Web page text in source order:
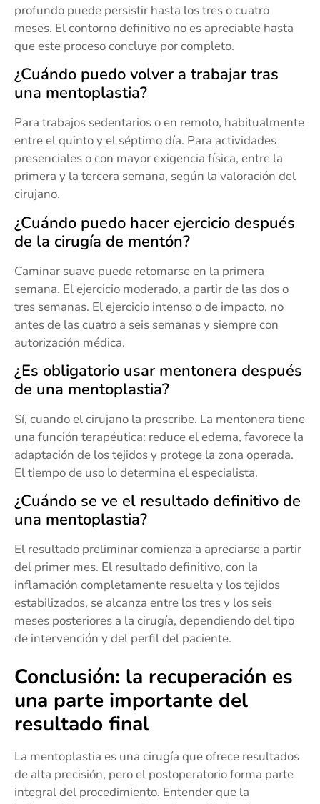
profundo puede persistir hasta los tres o cuatro
meses. El contorno definitivo no es apreciable hasta
que este proceso concluye por completo.
¿Cuándo puedo volver a trabajar tras
una mentoplastia?
Para trabajos sedentarios o en remoto, habitualmente
entre el quinto y el séptimo día. Para actividades
presenciales o con mayor exigencia física, entre la
primera y la tercera semana, según la valoración del
cirujano.
¿Cuándo puedo hacer ejercicio después
de la cirugía de mentón?
Caminar suave puede retomarse en la primera
semana. El ejercicio moderado, a partir de las dos o
tres semanas. El ejercicio intenso o de impacto, no
antes de las cuatro a seis semanas y siempre con
autorización médica.
¿Es obligatorio usar mentonera después
de una mentoplastia?
Sí, cuando el cirujano la prescribe. La mentonera tiene
una función terapéutica: reduce el edema, favorece la
adaptación de los tejidos y protege la zona operada.
El tiempo de uso lo determina el especialista.
¿Cuándo se ve el resultado definitivo de
una mentoplastia?
El resultado preliminar comienza a apreciarse a partir
del primer mes. El resultado definitivo, con la
inflamación completamente resuelta y los tejidos
estabilizados, se alcanza entre los tres y los seis
meses posteriores a la cirugía, dependiendo del tipo
de intervención y del perfil del paciente.
Conclusión: la recuperación es
una parte importante del
resultado final
La mentoplastia es una cirugía que ofrece resultados
de alta precisión, pero el postoperatorio forma parte
integral del procedimiento. Entender que la